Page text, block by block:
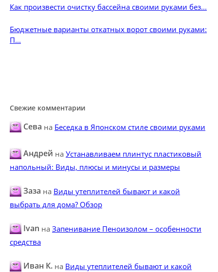
Как произвести очистку бассейна своими руками без...
Бюджетные варианты откатных ворот своими руками:
П...
Свежие комментарии
Сева на Беседка в Японском стиле своими руками
Андрей на Устанавливаем плинтус пластиковый
напольный: Виды, плюсы и минусы и размеры
Заза на Виды утеплителей бывают и какой
выбрать для дома? Обзор
Ivan на Запенивание Пеноизолом – особенности
средства
Иван К. на Виды утеплителей бывают и какой